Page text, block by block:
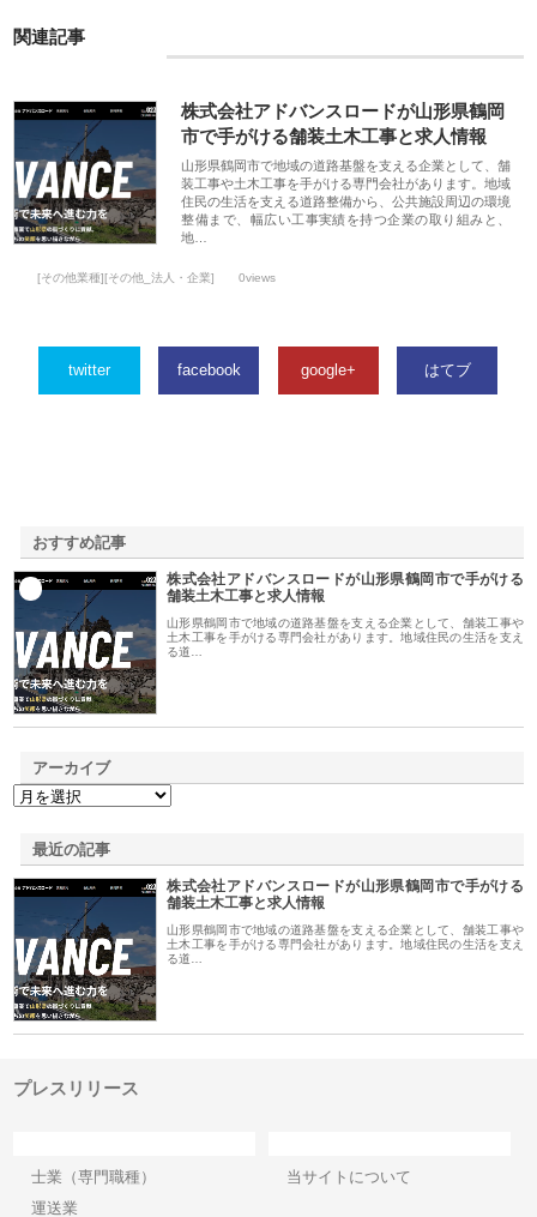
関連記事
株式会社アドバンスロードが山形県鶴岡
市で手がける舗装土木工事と求人情報
山形県鶴岡市で地域の道路基盤を支える企業として、舗
装工事や土木工事を手がける専門会社があります。地域
住民の生活を支える道路整備から、公共施設周辺の環境
整備まで、幅広い工事実績を持つ企業の取り組みと、
地…
[その他業種][その他_法人・企業] 0views
twitter facebook google+ はてブ
おすすめ記事
株式会社アドバンスロードが山形県鶴岡市で手がける
舗装土木工事と求人情報
山形県鶴岡市で地域の道路基盤を支える企業として、舗装工事や
土木工事を手がける専門会社があります。地域住民の生活を支え
る道…
アーカイブ
最近の記事
株式会社アドバンスロードが山形県鶴岡市で手がける
舗装土木工事と求人情報
山形県鶴岡市で地域の道路基盤を支える企業として、舗装工事や
土木工事を手がける専門会社があります。地域住民の生活を支え
る道…
プレスリリース
士業（専門職種）
運送業
当サイトについて